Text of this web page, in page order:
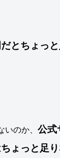
とちょっと
いのか、公式
ょっと足